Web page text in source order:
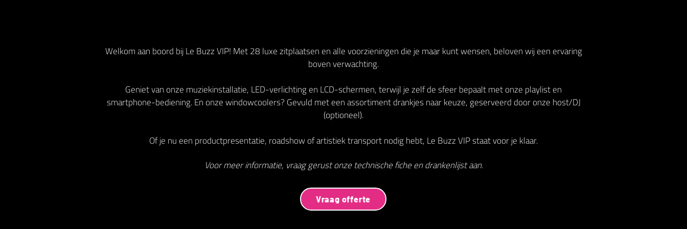
Welkom aan boord bij Le Buzz VIP! Met 28 luxe zitplaatsen en alle voorzieningen die je maar kunt wensen, beloven wij een ervaring
boven verwachting.
Geniet van onze muziekinstallatie, LED-verlichting en LCD-schermen, terwijl je zelf de sfeer bepaalt met onze playlist en
smartphone-bediening. En onze windowcoolers? Gevuld met een assortiment drankjes naar keuze, geserveerd door onze host/DJ
(optioneel).
Of je nu een productpresentatie, roadshow of artistiek transport nodig hebt, Le Buzz VIP staat voor je klaar.
Voor meer informatie, vraag gerust onze technische fiche en drankenlijst aan.
Vraag offerte